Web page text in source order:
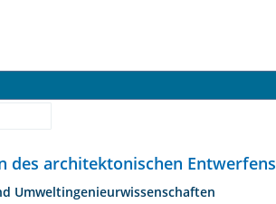
des architektonischen Entwerfens
Umweltingenieurwissenschaften